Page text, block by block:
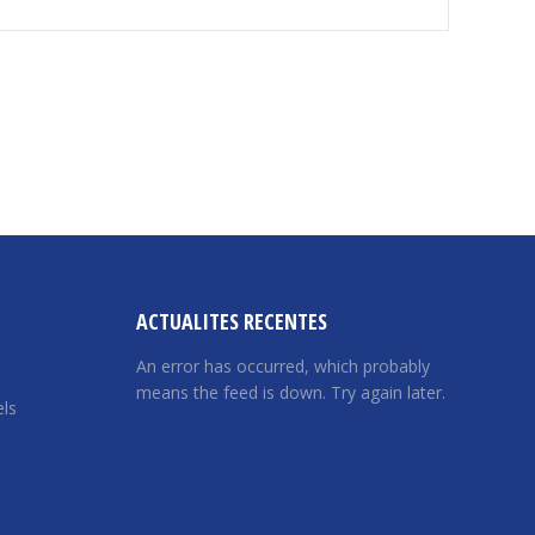
ACTUALITES RECENTES
An error has occurred, which probably
means the feed is down. Try again later.